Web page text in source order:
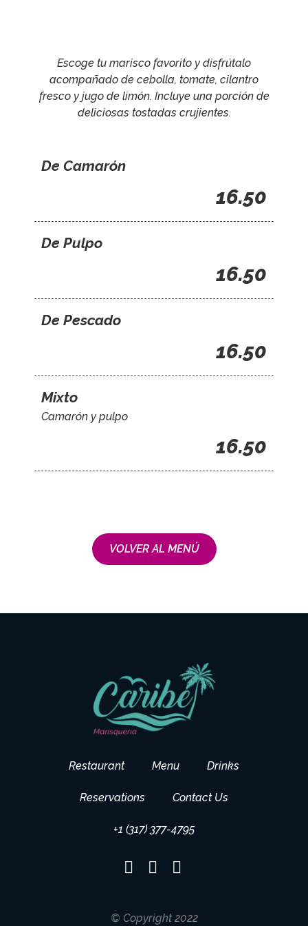
Escoge tu marisco favorito y disfrútalo
acompañado de cebolla, tomate, cilantro
fresco y jugo de limón. Incluye una porción de
deliciosas tostadas crujientes.
De Camarón
16.50
De Pulpo
16.50
De Pescado
16.50
Mixto
Camarón y pulpo
16.50
VOLVER AL MENÚ
Restaurant Menu Drinks
Reservations Contact Us
+1 (317) 377-4795
© Copyright 2022